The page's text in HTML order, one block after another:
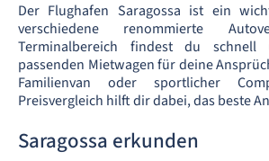
Der Flughafen Saragossa ist ein
verschiedene renommierte
Terminalbereich findest du
passenden Mietwagen für deine
Familienvan oder sportlicher
Preisvergleich hilft dir dabei, das beste
Saragossa erkunden